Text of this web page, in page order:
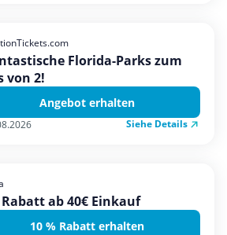
Florida-Parks zum
von 2!
Angebot erhalten
Siehe Details
Rabatt ab 40€ Einkauf
10 % Rabatt erhalten